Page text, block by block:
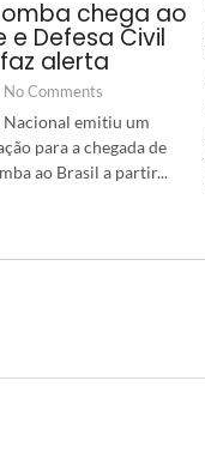
chega ao
e Defesa Civil
alerta
No Comments
emitiu um
para a chegada de
ao Brasil a partir...